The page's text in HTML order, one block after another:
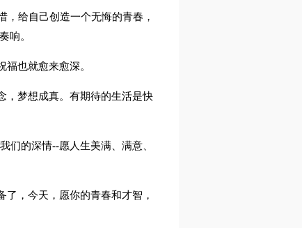
，给自己创造一个无悔的青春，
响。
也就愈来愈深。
，梦想成真。有期待的生活是快
们的深情--愿人生美满、满意、
，今天，愿你的青春和才智，